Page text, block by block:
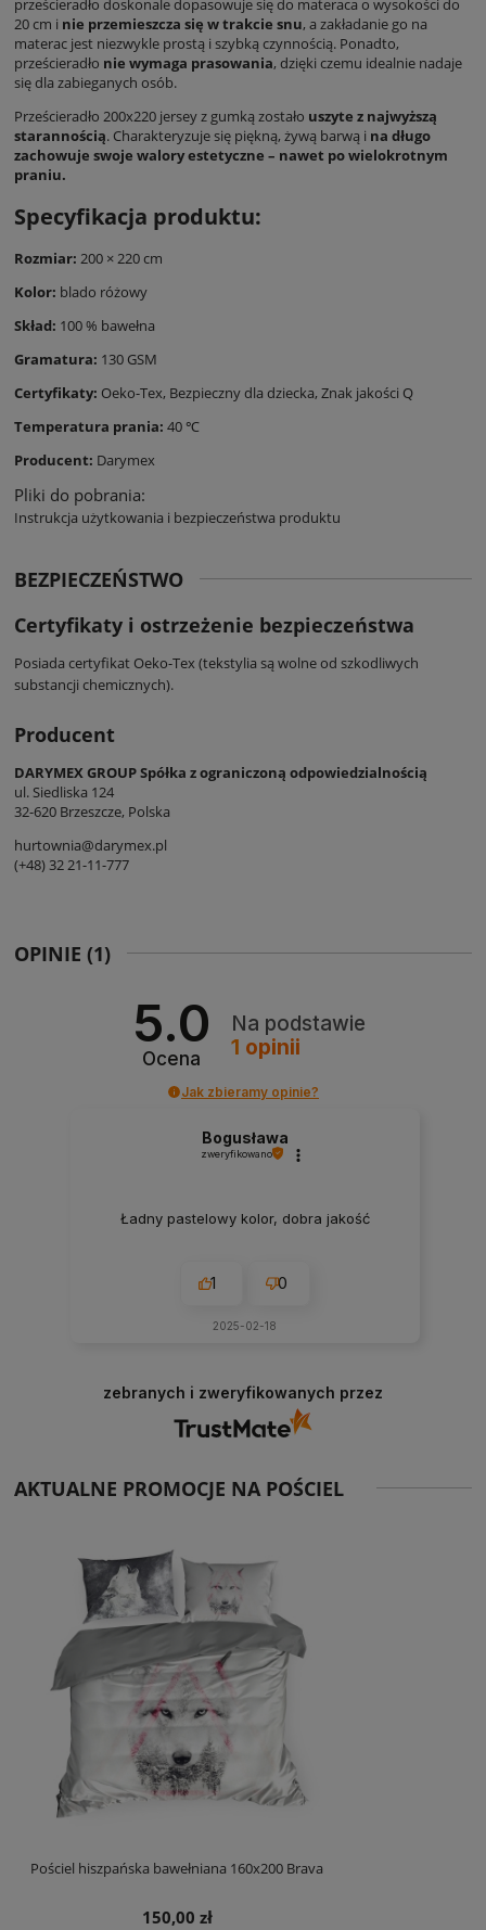
20 cm i nie przemieszcza się w trakcie snu, a zakładanie go na
materac jest niezwykle prostą i szybką czynnością. Ponadto,
prześcieradło nie wymaga prasowania, dzięki czemu idealnie nadaje
się dla zabieganych osób.
Prześcieradło 200x220 jersey z gumką zostało uszyte z najwyższą
starannością. Charakteryzuje się piękną, żywą barwą i na długo
zachowuje swoje walory estetyczne – nawet po wielokrotnym
praniu.
Specyfikacja produktu:
Rozmiar: 200 × 220 cm
Kolor: blado różowy
Skład: 100 % bawełna
Gramatura: 130 GSM
Certyfikaty: Oeko-Tex, Bezpieczny dla dziecka, Znak jakości Q
Temperatura prania: 40 ℃
Producent: Darymex
Pliki do pobrania:
Instrukcja użytkowania i bezpieczeństwa produktu
BEZPIECZEŃSTWO
Certyfikaty i ostrzeżenie bezpieczeństwa
Posiada certyfikat Oeko-Tex (tekstylia są wolne od szkodliwych
substancji chemicznych).
Producent
DARYMEX GROUP Spółka z ograniczoną odpowiedzialnością
ul. Siedliska 124
32-620 Brzeszcze, Polska
hurtownia@darymex.pl
(+48) 32 21-11-777
OPINIE (1)
5.0
Ocena
Na podstawie
1 opinii
Jak zbieramy opinie?
Bogusława
zweryfikowano
Ładny pastelowy kolor, dobra jakość
1 0
2025-02-18
zebranych i zweryfikowanych przez
AKTUALNE PROMOCJE NA POŚCIEL
Pościel hiszpańska bawełniana 160x200 Brava
150,00 zł